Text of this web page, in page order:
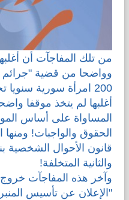
من تلك المفاجآت أن
وواضحا من قضية "جرائم
200 امرأة سورية
أغلبها لم يتخذ موقفا
المساواة على أساس
الحقوق والواجبات!
قانون الأحوال الشخصية
والثانية المتخلفة!
وآخر هذه المفاجآت
"الإعلان عن تأسيس